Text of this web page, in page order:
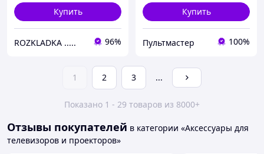
Купить
ROZKLADKA ..... 96%
Купить
Пультмастер 100%
1 2 3 ...
Показано 1 - 29 товаров из 8000+
Отзывы покупателей в категории «Аксессуары для
телевизоров и проекторов»